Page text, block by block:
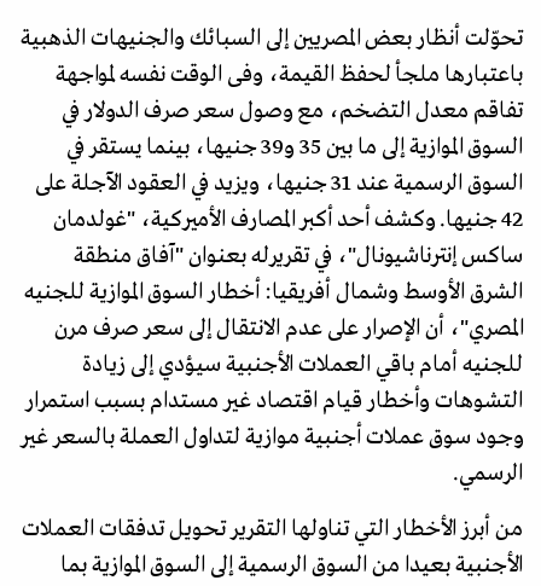
تحوّلت أنظار بعض المصريين إلى السبائك والجنيهات الذهبية
باعتبارها ملجأ لحفظ القيمة، وفى الوقت نفسه لمواجهة
تفاقم معدل التضخم، مع وصول سعر صرف الدولار في
السوق الموازية إلى ما بين 35 و39 جنيها، بينما يستقر في
السوق الرسمية عند 31 جنيها، ويزيد في العقود الآجلة على
42 جنيها. وكشف أحد أكبر المصارف الأميركية، "غولدمان
ساكس إنترناشيونال"، في تقريرله بعنوان "آفاق منطقة
الشرق الأوسط وشمال أفريقيا: أخطار السوق الموازية للجنيه
المصري"، أن الإصرار على عدم الانتقال إلى سعر صرف مرن
للجنيه أمام باقي العملات الأجنبية سيؤدي إلى زيادة
التشوهات وأخطار قيام اقتصاد غير مستدام بسبب استمرار
وجود سوق عملات أجنبية موازية لتداول العملة بالسعر غير
الرسمي.
من أبرز الأخطار التي تناولها التقرير تحويل تدفقات العملات
الأجنبية بعيدا من السوق الرسمية إلى السوق الموازية بما